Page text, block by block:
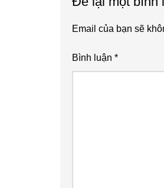
Interactions
Email của bạn sẽ
Bình luận *